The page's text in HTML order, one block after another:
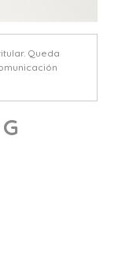
Queda